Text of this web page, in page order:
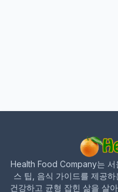
Health Food Company는 서
스 팁, 음식 가이드를 제공
건강하고 균형 잡힌 삶을 살